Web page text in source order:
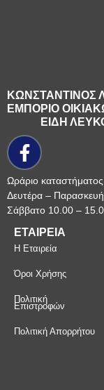
ΚΩΝΣΤΑΝΤΙΝΟΣ
ΕΜΠΟΡΙΟ
ΕΙΔΗ
Ωράριο καταστήματος
Δευτέρα –
Σάββατο 10.00 –
ΕΤΑΙΡΕΙΑ
Η Εταιρεία
Όροι Χρήσης
Πολιτική
Επιστροφών
Πολιτική Απορρήτου